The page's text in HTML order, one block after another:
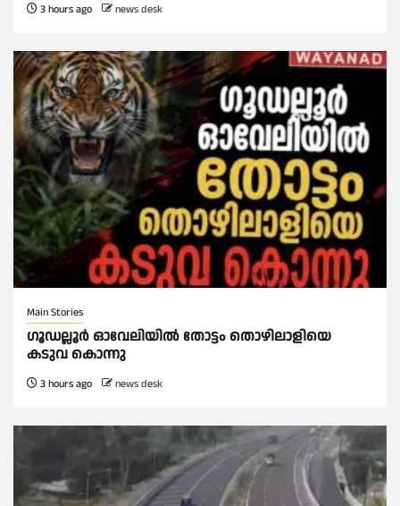
3 hours ago news desk
Main Stories
ഗൂഡല്ലൂർ ഓവേലിയിൽ തോട്ടം തൊഴിലാളിയെ
കടുവ കൊന്നു
3 hours ago news desk